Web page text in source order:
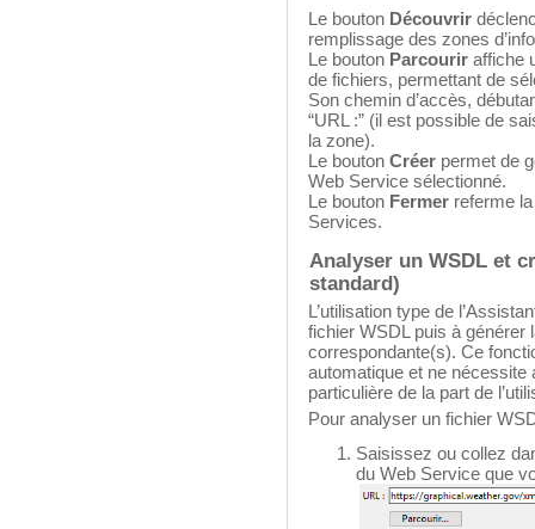
Le bouton Découvrir
remplissage des zones
Le bouton Parcourir affiche
de fichiers, permettant de
Son chemin d’accès,
“URL :” (il est possible de
la zone).
Le bouton Créer permet de
Web Service sélectionné.
Le bouton Fermer referme
Services.
Analyser un WSDL et
standard)
L’utilisation type de
fichier WSDL puis à
correspondante(s). Ce
automatique et ne
particulière de la part de
Pour analyser un fichier
Saisissez ou collez
du Web Service que